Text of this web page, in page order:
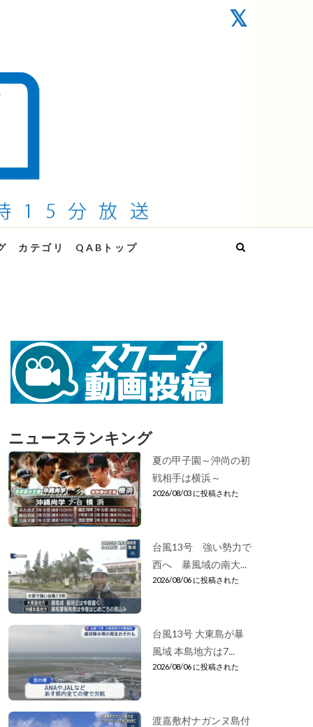
カテゴリ QABトップ
ニュースランキング
夏の甲子園～沖尚の初
戦相手は横浜～
2026/08/03 に投稿された
台風13号 強い勢力で
西へ 暴風域の南大...
2026/08/06 に投稿された
台風13号 大東島が暴
風域 本島地方は7...
2026/08/06 に投稿された
渡嘉敷村ナガンヌ島付